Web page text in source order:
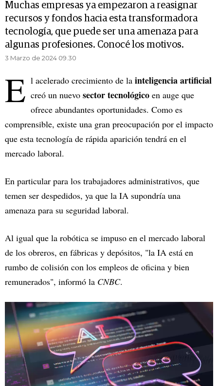
Muchas empresas ya empezaron a reasignar
recursos y fondos hacia esta transformadora
tecnología, que puede ser una amenaza para
algunas profesiones. Conocé los motivos.
3 Marzo de 2024 09.30
E l acelerado crecimiento de la inteligencia artificial
creó un nuevo sector tecnológico en auge que
ofrece abundantes oportunidades. Como es
comprensible, existe una gran preocupación por el impacto
que esta tecnología de rápida aparición tendrá en el
mercado laboral.
En particular para los trabajadores administrativos, que
temen ser despedidos, ya que la IA supondría una
amenaza para su seguridad laboral.
Al igual que la robótica se impuso en el mercado laboral
de los obreros, en fábricas y depósitos, "la IA está en
rumbo de colisión con los empleos de oficina y bien
remunerados", informó la CNBC.